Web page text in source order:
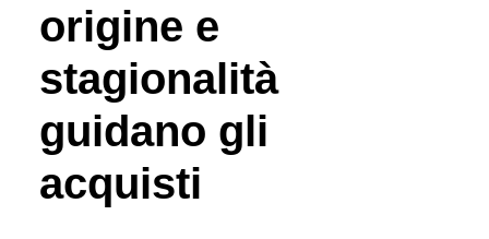
origine e
stagionalità
guidano gli
acquisti